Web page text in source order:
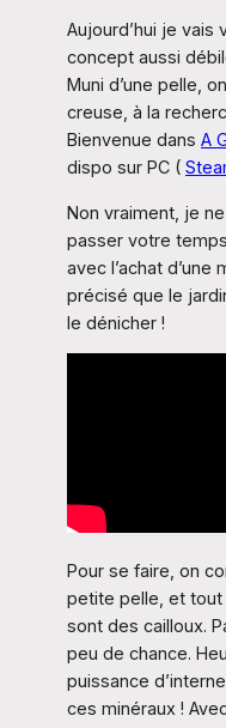
Aujourd’hui je vais
concept aussi
Muni d’une pelle,
creuse, à la
Bienvenue dans A
dispo sur PC (
Non vraiment, je
passer votre
avec l’achat d’une
précisé que le
le dénicher !
Pour se faire, on
petite pelle, et tout
sont des cailloux.
peu de chance.
puissance
ces minéraux !